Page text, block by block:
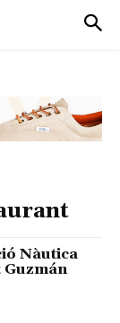
Nàutica